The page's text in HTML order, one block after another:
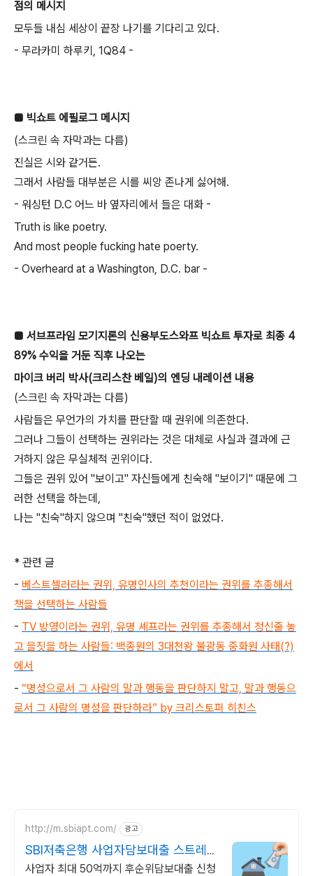
점의 메시지
모두들 내심 세상이 끝장 나기를 기다리고 있다.
- 무라카미 하루키, 1Q84 -
■ 빅쇼트 에필로그 메시지
(스크린 속 자막과는 다름)
진실은 시와 같거든.
그래서 사람들 대부분은 시를 씨앙 존나게 싫어해.
- 워싱턴 D.C 어느 바 옆자리에서 들은 대화 -
Truth is like poetry.
And most people fucking hate poerty.
- Overheard at a Washington, D.C. bar -
■ 서브프라임 모기지론의 신용부도스와프 빅쇼트 투자로 최종 4
89% 수익을 거둔 직후 나오는
마이크 버리 박사(크리스찬 베일)의 엔딩 내레이션 내용
(스크린 속 자막과는 다름)
사람들은 무언가의 가치를 판단할 때 권위에 의존한다.
그러나 그들이 선택하는 권위라는 것은 대체로 사실과 결과에 근
거하지 않은 무실체적 귄위이다.
그들은 권위 있어 "보이고" 자신들에게 친숙해 "보이기" 때문에 그
러한 선택을 하는데,
나는 "친숙"하지 않으며 "친숙"했던 적이 없었다.
* 관련 글
- 베스트셀러라는 권위, 유명인사의 추천이라는 권위를 추종해서
책을 선택하는 사람들
- TV 방영이라는 권위, 유명 셰프라는 권위를 추종해서 정신줄 놓
고 을짓을 하는 사람들: 백종원의 3대천왕 불광동 중화원 사태(?)
에서
- “명성으로서 그 사람의 말과 행동을 판단하지 말고, 말과 행동으
로서 그 사람의 명성을 판단하라” by 크리스토퍼 히친스
http://m.sbiapt.com/ 광고
SBI저축은행 사업자담보대출 스트레스
DSR 고민 그만
사업자 최대 50억까지 후순위담보대출 신청